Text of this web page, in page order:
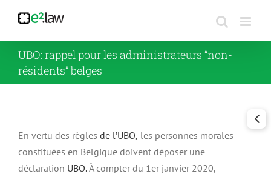
contenu
UBO: rappel pour les administrateurs “non-
résidents” belges
En vertu des règles de l’UBO, les personnes morales
constituées en Belgique doivent déposer une
déclaration UBO.À compter du 1er janvier 2020,